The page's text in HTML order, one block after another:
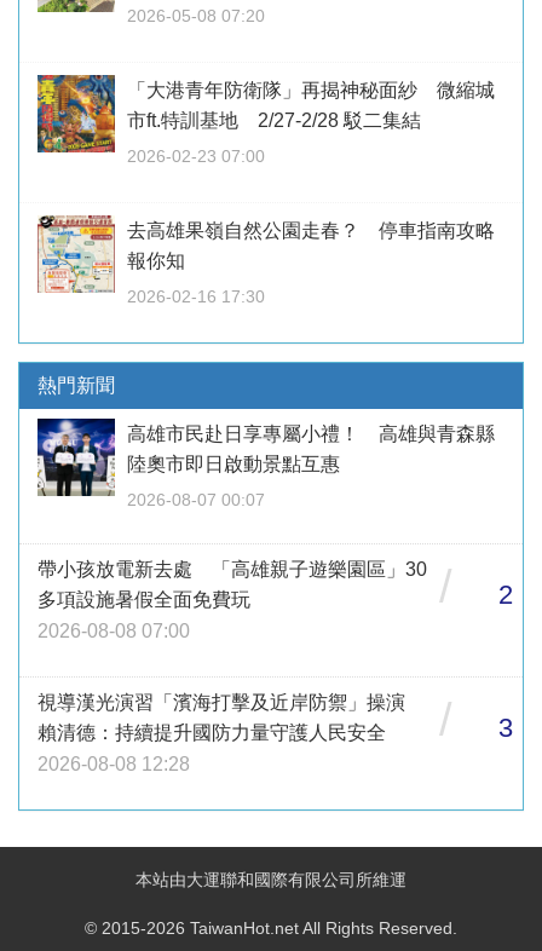
2026-05-08 07:20
「大港青年防衛隊」再揭神秘面紗 微縮城
市ft.特訓基地 2/27-2/28 駁二集結
2026-02-23 07:00
去高雄果嶺自然公園走春？ 停車指南攻略
報你知
2026-02-16 17:30
熱門新聞
高雄市民赴日享專屬小禮！ 高雄與青森縣
陸奧市即日啟動景點互惠
2026-08-07 00:07
帶小孩放電新去處 「高雄親子遊樂園區」30
多項設施暑假全面免費玩
2026-08-08 07:00
/ 2
視導漢光演習「濱海打擊及近岸防禦」操演
賴清德：持續提升國防力量守護人民安全
2026-08-08 12:28
/ 3
本站由大運聯和國際有限公司所維運
© 2015-2026 TaiwanHot.net All Rights Reserved.